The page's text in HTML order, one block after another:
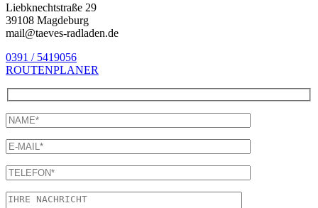
Liebknechtstraße 29
39108 Magdeburg
mail@taeves-radladen.de
0391 / 5419056
ROUTENPLANER